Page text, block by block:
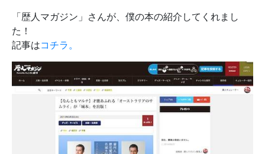
「歴人マガジン」さんが、僕の本の紹介してくれまし
た！
記事はコチラ。